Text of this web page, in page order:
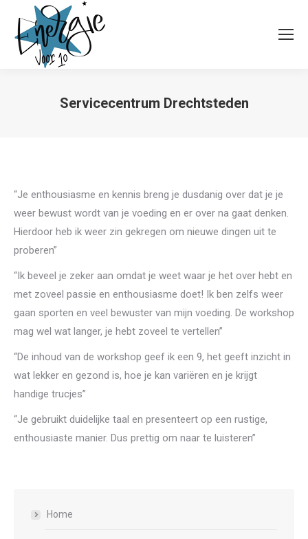
Servicecentrum Drechtsteden
“Je enthousiasme en kennis breng je dusdanig over dat je je
weer bewust wordt van je voeding en er over na gaat denken.
Hierdoor heb ik weer zin gekregen om nieuwe dingen uit te
proberen”
“Ik beveel je zeker aan omdat je weet waar je het over hebt en
met zoveel passie en enthousiasme doet! Ik ben zelfs weer
gaan sporten en veel bewuster van mijn voeding. De workshop
mag wel wat langer, je hebt zoveel te vertellen”
“De inhoud van de workshop geef ik een 9, het geeft inzicht in
wat lekker en gezond is, hoe je kan variëren en je krijgt
handige trucjes”
“Je gebruikt duidelijke taal en presenteert op een rustige,
enthousiaste manier. Dus prettig om naar te luisteren”
Home